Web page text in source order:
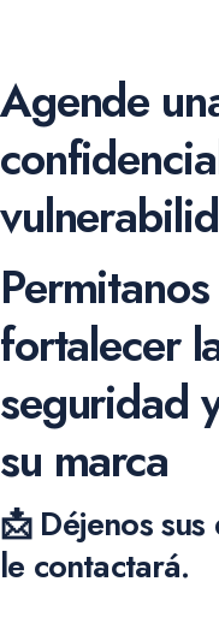
Agende
fortalecer
seguridad
su marca
📩 Déjenos
le contactará.